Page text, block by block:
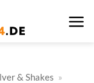
& Shakes »